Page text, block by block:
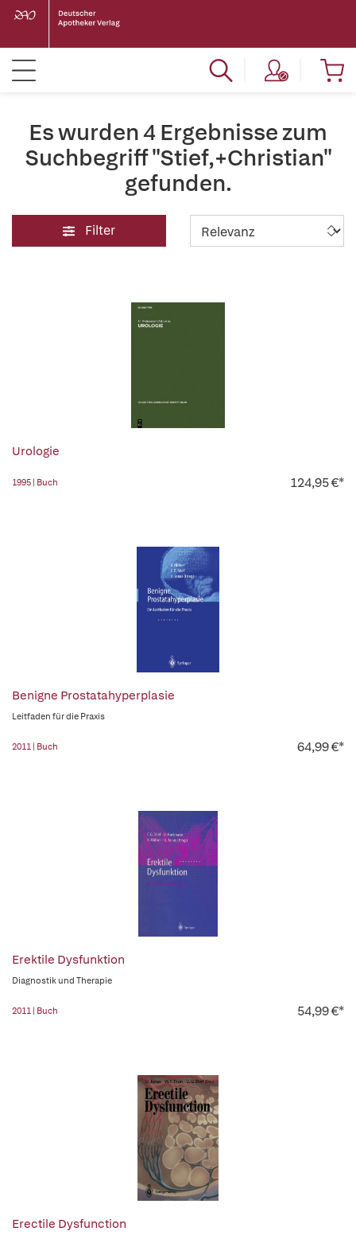
Es wurden 4 Ergebnisse zum
Suchbegriff "Stief,+Christian"
gefunden.
Filter
Urologie
1995 | Buch 124,95 €*
Benigne Prostatahyperplasie
Leitfaden für die Praxis
2011 | Buch 64,99 €*
Erektile Dysfunktion
Diagnostik und Therapie
2011 | Buch 54,99 €*
Erectile Dysfunction